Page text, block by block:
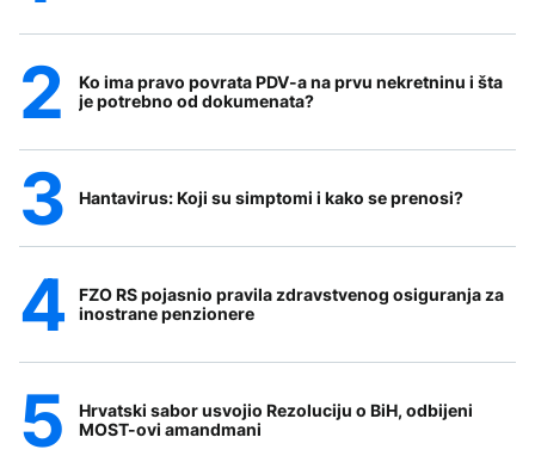
Ko ima pravo povrata PDV-a na prvu nekretninu i šta
je potrebno od dokumenata?
Hantavirus: Koji su simptomi i kako se prenosi?
FZO RS pojasnio pravila zdravstvenog osiguranja za
inostrane penzionere
Hrvatski sabor usvojio Rezoluciju o BiH, odbijeni
MOST-ovi amandmani